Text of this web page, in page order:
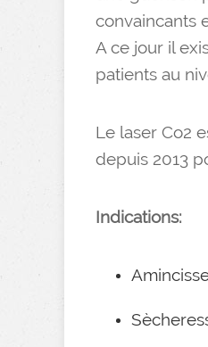
convaincants
A ce jour il
patients au
Le laser Co2
depuis 2013
Indications: